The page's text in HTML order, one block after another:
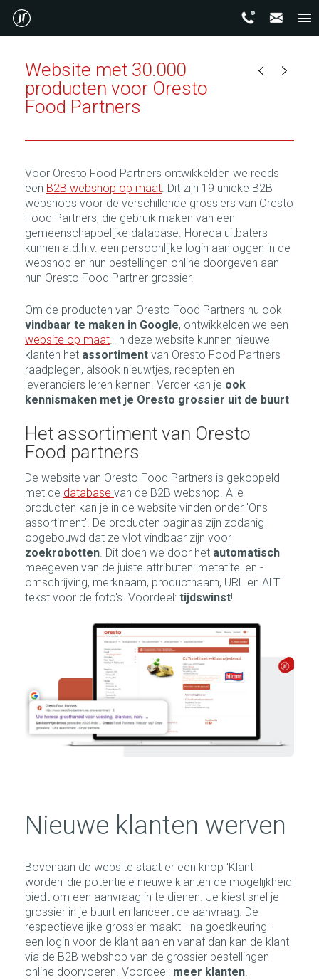
Website met 30.000
producten voor Oresto
Food Partners
Voor Oresto Food Partners ontwikkelden we reeds
een B2B webshop op maat. Dit zijn 19 unieke B2B
webshops voor de verschillende grossiers van Oresto
Food Partners, die gebruik maken van een
gemeenschappelijke database. Horeca uitbaters
kunnen a.d.h.v. een persoonlijke login aanloggen in de
webshop en hun bestellingen online doorgeven aan
hun Oresto Food Partner grossier.
Om de producten van Oresto Food Partners nu ook
vindbaar te maken in Google, ontwikkelden we een
website op maat. In deze website kunnen nieuwe
klanten het assortiment van Oresto Food Partners
raadplegen, alsook nieuwtjes, recepten en
leveranciers leren kennen. Verder kan je ook
kennismaken met je Oresto grossier uit de buurt
Het assortiment van Oresto
Food partners
De website van Oresto Food Partners is gekoppeld
met de database van de B2B webshop. Alle
producten kan je in de website vinden onder 'Ons
assortiment'. De producten pagina's zijn zodanig
opgebouwd dat ze vlot vindbaar zijn voor
zoekrobotten. Dit doen we door het automatisch
meegeven van de juiste attributen: metatitel en -
omschrijving, merknaam, productnaam, URL en ALT
tekst voor de foto's. Voordeel: tijdswinst!
Nieuwe klanten werven
Bovenaan de website staat er een knop 'Klant
worden' die potentiële nieuwe klanten de mogelijkheid
biedt om een aanvraag in te dienen. Je kiest snel je
grossier in je buurt en lanceert de aanvraag. De
respectievelijke grossier maakt - na goedkeuring -
een login voor de klant aan en vanaf dan kan de klant
via de B2B webshop van de grossier bestellingen
online doorvoeren. Voordeel: meer klanten!